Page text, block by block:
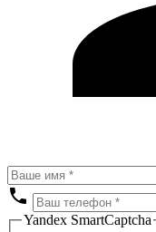
Yandex SmartCaptcha